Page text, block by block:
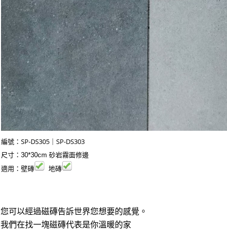
編號：SP-DS305｜SP-DS303
尺寸：30*30cm 砂岩霧面修邊
適用：壁磚
地磚
您可以經過磁磚告訴世界您想要的感覺。
我們在找一塊磁磚代表是你溫暖的家